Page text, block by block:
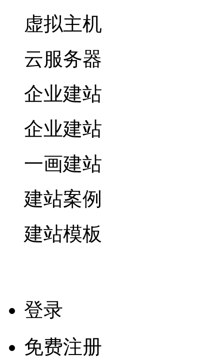
虚拟主机
云服务器
企业建站
企业建站
一画建站
建站案例
建站模板
登录
免费注册